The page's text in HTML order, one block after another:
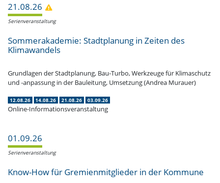
21.08.26
Serien­ver­an­staltung
Sommer­aka­demie: Stadt­planung in Zeiten des
Klimawandels
Grund­lagen der Stadt­planung, Bau-Turbo, Werkzeuge für Klima­schutz
und -anpassung in der Bauleitung, Umsetzung (Andrea Murauer)
12.08.26 14.08.26 21.08.26 03.09.26
Online-Informationsveranstaltung
01.09.26
Serien­ver­an­staltung
Know-How für Gremi­en­mit­glieder in der Kommune